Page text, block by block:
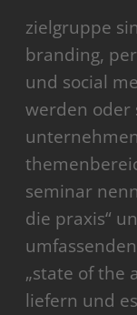
zielgruppe
branding,
und social
werden oder
seminar
die praxis“
„state of the
liefern und